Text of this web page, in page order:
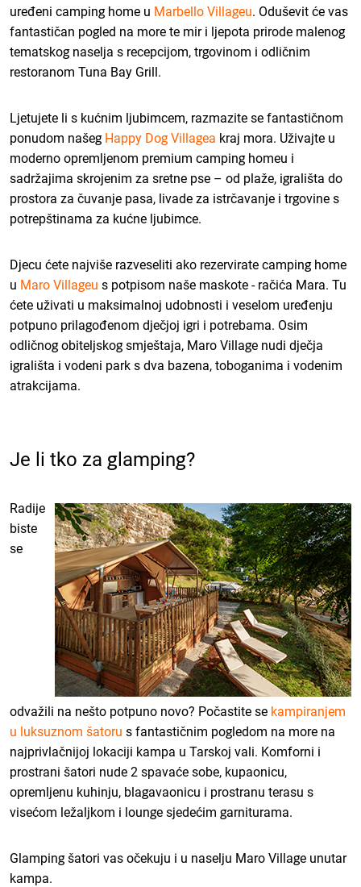
uređeni camping home u Marbello Villageu. Oduševit će vas
fantastičan pogled na more te mir i ljepota prirode malenog
tematskog naselja s recepcijom, trgovinom i odličnim
restoranom Tuna Bay Grill.
Ljetujete li s kućnim ljubimcem, razmazite se fantastičnom
ponudom našeg Happy Dog Villagea kraj mora. Uživajte u
moderno opremljenom premium camping homeu i
sadržajima skrojenim za sretne pse – od plaže, igrališta do
prostora za čuvanje pasa, livade za istrčavanje i trgovine s
potrepštinama za kućne ljubimce.
Djecu ćete najviše razveseliti ako rezervirate camping home
u Maro Villageu s potpisom naše maskote - račića Mara. Tu
ćete uživati u maksimalnoj udobnosti i veselom uređenju
potpuno prilagođenom dječjoj igri i potrebama. Osim
odličnog obiteljskog smještaja, Maro Village nudi dječja
igrališta i vodeni park s dva bazena, toboganima i vodenim
atrakcijama.
Je li tko za glamping?
Radije
biste
se
odvažili na nešto potpuno novo? Počastite se kampiranjem
u luksuznom šatoru s fantastičnim pogledom na more na
najprivlačnijoj lokaciji kampa u Tarskoj vali. Komforni i
prostrani šatori nude 2 spavaće sobe, kupaonicu,
opremljenu kuhinju, blagavaonicu i prostranu terasu s
visećom ležaljkom i lounge sjedećim garniturama.
Glamping šatori vas očekuju i u naselju Maro Village unutar
kampa.